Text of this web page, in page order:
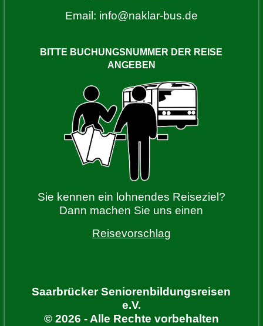
Email: info@naklar-bus.de
BITTE BUCHUNGSNUMMER DER REISE
ANGEBEN
Sie kennen ein lohnendes Reiseziel?
Dann machen Sie uns einen
Reisevorschlag
Saarbrücker Seniorenbildungsreisen
e.V.
© 2026 - Alle Rechte vorbehalten